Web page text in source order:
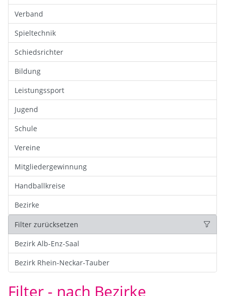
Verband
Spieltechnik
Schiedsrichter
Bildung
Leistungssport
Jugend
Schule
Vereine
Mitgliedergewinnung
Handballkreise
Bezirke
Filter zurücksetzen
Bezirk Alb-Enz-Saal
Bezirk Rhein-Neckar-Tauber
Filter - nach Bezirke